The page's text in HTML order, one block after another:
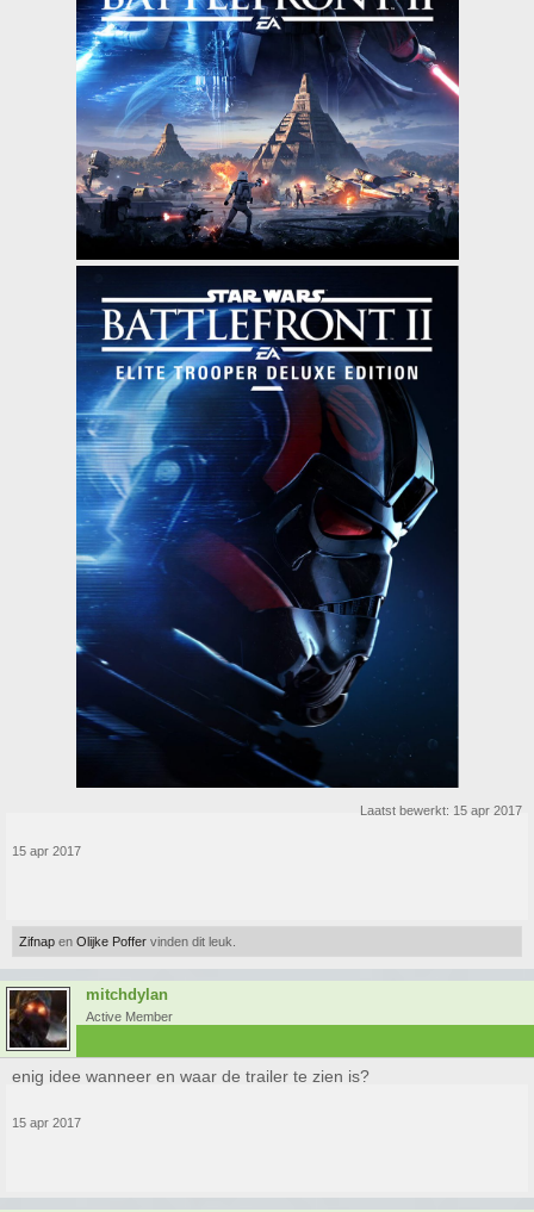
Laatst bewerkt: 15 apr 2017
15 apr 2017
Zifnap en Olijke Poffer vinden dit leuk.
mitchdylan
Active Member
enig idee wanneer en waar de trailer te zien is?
15 apr 2017